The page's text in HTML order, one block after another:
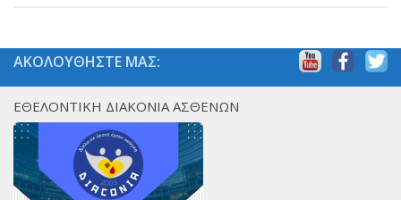
ΑΚΟΛΟΥΘΗΣΤΕ ΜΑΣ:
ΕΘΕΛΟΝΤΙΚΗ ΔΙΑΚΟΝΙΑ ΑΣΘΕΝΩΝ